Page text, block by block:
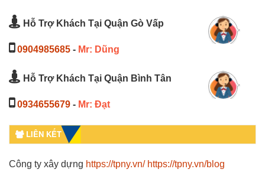
Hỗ Trợ Khách Tại Quận Gò Vấp
0904985685 - Mr: Dũng
Hỗ Trợ Khách Tại Quận Bình Tân
0934655679 - Mr: Đạt
LIÊN KẾT
Công ty xây dựng https://tpny.vn/ https://tpny.vn/blog